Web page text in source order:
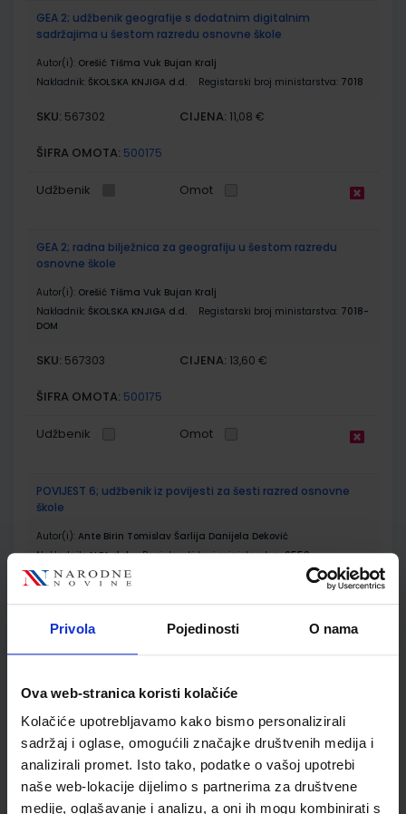
Privola Pojedinosti O nama
Ova web-stranica koristi kolačiće
Kolačiće upotrebljavamo kako bismo personalizirali
sadržaj i oglase, omogućili značajke društvenih medija i
analizirali promet. Isto tako, podatke o vašoj upotrebi
naše web-lokacije dijelimo s partnerima za društvene
medije, oglašavanje i analizu, a oni ih mogu kombinirati s
GEA 2; udžbenik geografije s dodatnim digitalnim
sadržajima u šestom razredu osnovne škole
Autor(i): Orešić Tišma Vuk Bujan Kralj
Nakladnik: ŠKOLSKA KNJIGA d.d. Registarski broj ministarstva: 7018
SKU: 567302 CIJENA: 11,08 €
ŠIFRA OMOTA: 500175
Udžbenik Omot
GEA 2; radna bilježnica za geografiju u šestom razredu
osnovne škole
Autor(i): Orešić Tišma Vuk Bujan Kralj
Nakladnik: ŠKOLSKA KNJIGA d.d. Registarski broj ministarstva: 7018-
DOM
SKU: 567303 CIJENA: 13,60 €
ŠIFRA OMOTA: 500175
Udžbenik Omot
POVIJEST 6; udžbenik iz povijesti za šesti razred osnovne
škole
Autor(i): Ante Birin Tomislav Šarlija Danijela Deković
Nakladnik:ALFA d.d. Registarski broj ministarstva:6559
SKU: 567305
ŠIFRA OMOTA:
POVIJEST 6; radna bilježnica iz povijesti za šesti razred
osnovne škole
Autor(i): Ante Birin Danijela Deković Tomislav Šarlija
Nakladnik:ALFA d.d. Registarski broj ministarstva:6559-DOM